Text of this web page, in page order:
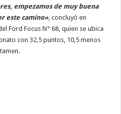
empezamos de muy buena
este camino», concluyó en
Ford Focus N° 68, quien se ubica
con 32,5 puntos, 10,5 menos